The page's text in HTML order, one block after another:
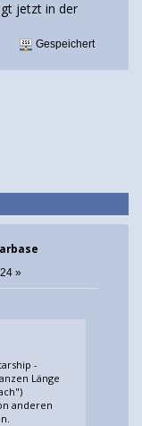
jetzt in der
Gespeichert
»
-
Länge
anderen